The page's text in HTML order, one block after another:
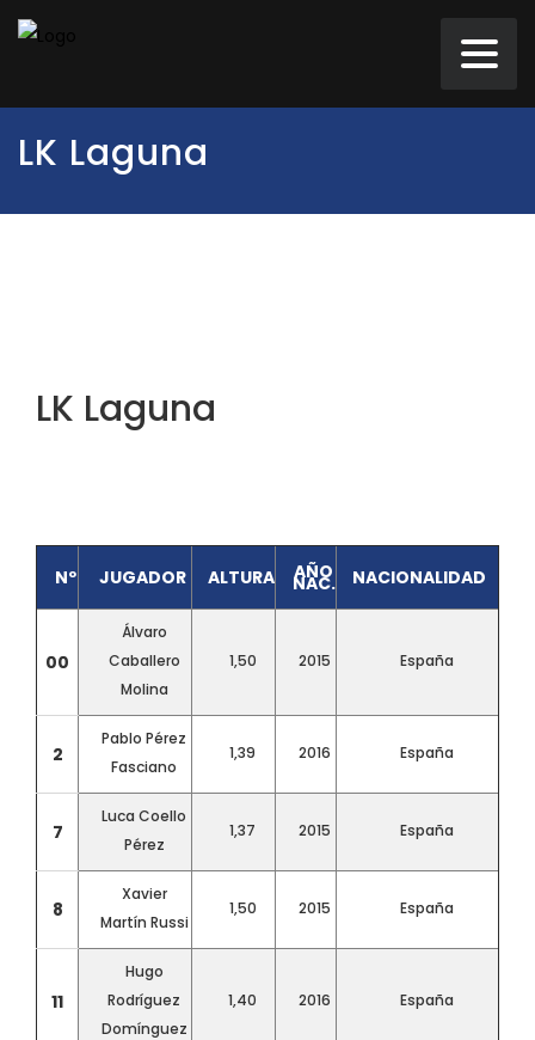
LK Laguna
LK Laguna
Nº JUGADOR ALTURA AÑO
NAC. NACIONALIDAD
00
Álvaro
Caballero
Molina
1,50 2015 España
2
Pablo Pérez
Fasciano
1,39 2016 España
7
Luca Coello
Pérez
1,37 2015 España
8
Xavier
Martín Russi
1,50 2015 España
11
Hugo
Rodríguez
Domínguez
1,40 2016 España